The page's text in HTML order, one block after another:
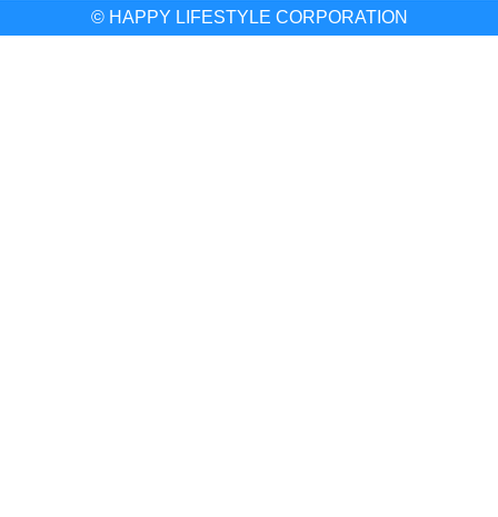
© HAPPY LIFESTYLE CORPORATION